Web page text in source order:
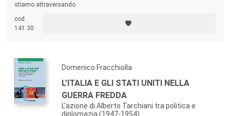
stiamo attraversando.
cod.
141.30
Domenico Fracchiolla
L’ITALIA E GLI STATI UNITI NELLA
GUERRA FREDDA
L'azione di Alberto Tarchiani tra politica e
diplomazia (1947-1954)